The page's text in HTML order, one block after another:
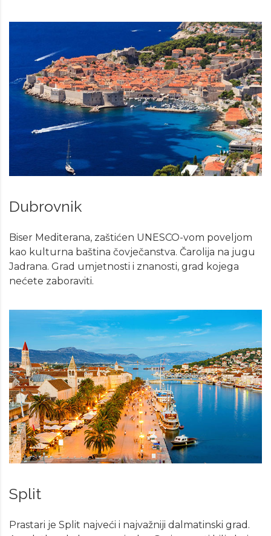
Dubrovnik
Biser Mediterana, zaštićen UNESCO-vom poveljom
kao kulturna baština čovječanstva. Čarolija na jugu
Jadrana. Grad umjetnosti i znanosti, grad kojega
nećete zaboraviti.
Split
Prastari je Split najveći i najvažniji dalmatinski grad.